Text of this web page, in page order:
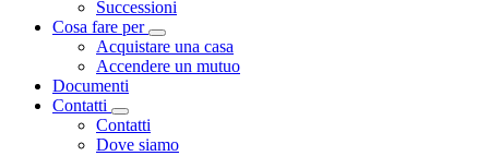
Successioni
Cosa fare per
Toggle Dropdown
Acquistare una casa
Accendere un mutuo
Documenti
Contatti
Toggle Dropdown
Contatti
Dove siamo